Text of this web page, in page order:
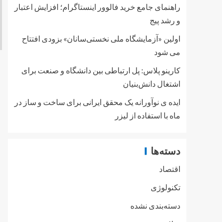
راهنمای جامع خرید فالوور اینستاگرام؛ افزایش اعتبار
و رشد پیج
اولین «آزمایشگاه ملی نخستی‌سانان» بزودی افتتاح
می شود
کارینو پلاس: پل ارتباطی بین دانشگاه و صنعت برای
اشتغال دانش‌بنیان
ایده ی نوآورانه یک محقق ایرانی برای ساخت و ساز در
ماه با استفاده از لیزر
دسته‌ها
اقتصاد
تکنولوژی
دسته‌بندی نشده